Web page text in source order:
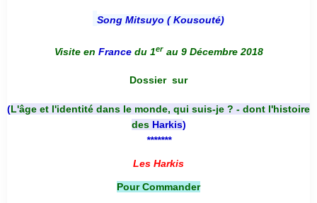
Song Mitsuyo ( Kousouté)
Visite en France du 1er au 9 Décembre 2018
Dossier sur
(L'âge et l'identité dans le monde, qui suis-je ? - dont l'histoire
des Harkis)
*******
Les Harkis
Pour Commander